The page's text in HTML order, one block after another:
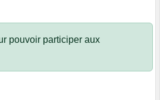
pouvoir participer aux